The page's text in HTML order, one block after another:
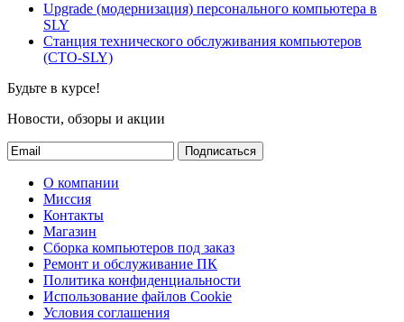
Upgrade (модернизация) персонального компьютера в
SLY
Станция технического обслуживания компьютеров
(СТО-SLY)
Будьте в курсе!
Новости, обзоры и акции
Подписаться
О компании
Миссия
Контакты
Магазин
Сборка компьютеров под заказ
Ремонт и обслуживание ПК
Политика конфиденциальности
Использование файлов Cookie
Условия соглашения